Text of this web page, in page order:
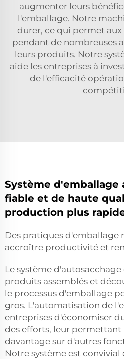
augmenter leurs
l'emballage. Notre
durer, ce qui permet
pendant de nombreuses
leurs produits. Notre
aide les entreprises à
de l'efficacité
Système d'emballage
fiable et de haute
production plus
Des pratiques d'emballage
accroître productivité et
Le système
produits assemblés et
le processus d'emballage
gros. L'automatisation de
entreprises d'économiser
des efforts, leur permettant
davantage sur d'autres
Notre système est